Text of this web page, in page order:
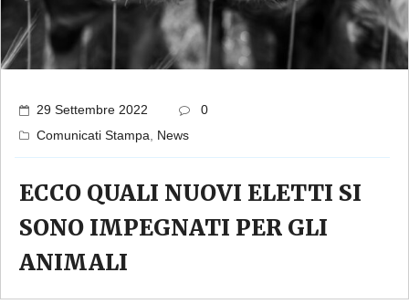
29 Settembre 2022
0
Comunicati Stampa
News
ECCO QUALI NUOVI ELETTI SI
SONO IMPEGNATI PER GLI
ANIMALI